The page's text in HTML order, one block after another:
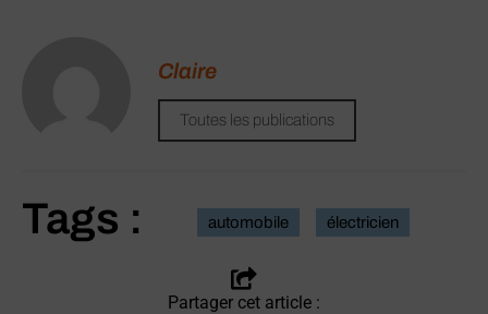
Claire
Toutes les publications
Tags : automobile électricien
Partager cet article :